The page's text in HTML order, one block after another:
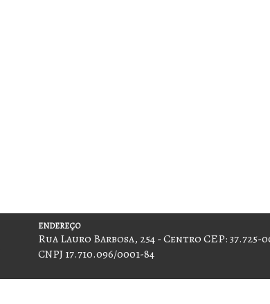
ENDEREÇO
Rua Lauro Barbosa, 254 - Centro CEP: 37.725-
CNPJ 17.710.096/0001-84